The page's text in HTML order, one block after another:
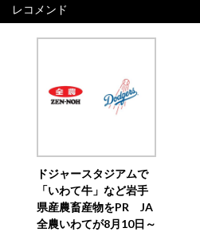
レコメンド
ドジャースタジアムで
「いわて牛」など岩手
県産農畜産物をPR JA
全農いわてが8月10日～